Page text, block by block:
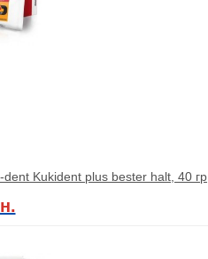
dent Kukident plus bester halt, 40 гр